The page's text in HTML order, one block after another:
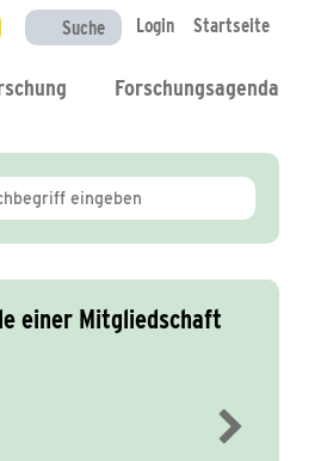
Suche Login Startseite
Forschungsagenda
einer Mitgliedschaft